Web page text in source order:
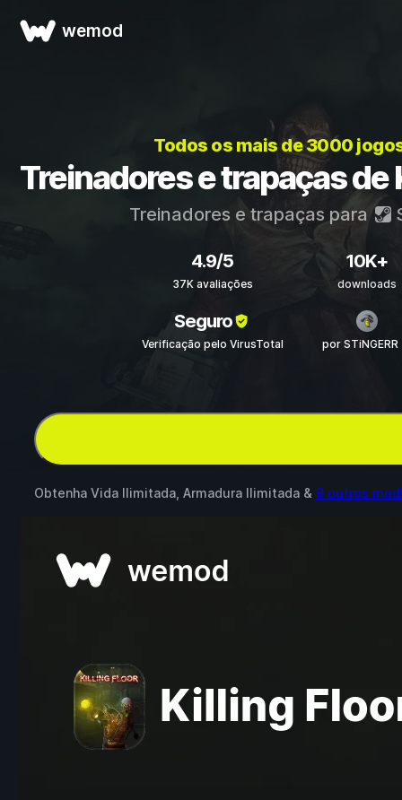
wemod
Todos os mais de 3000
Treinadores e trapaças de
Treinadores e trapaças para
4.9/5
37K avaliações
10K+
downloads
Seguro
Verificação pelo VirusTotal por
Obtenha Vida Ilimitada, Armadura Ilimitada & 9 outros